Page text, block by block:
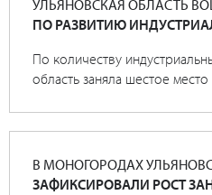
УЛЬЯНОВСКАЯ ОБЛАСТЬ
ПО РАЗВИТИЮ
По количеству
область заняла шестое место
В МОНОГОРОДАХ
ЗАФИКСИРОВАЛИ РОСТ